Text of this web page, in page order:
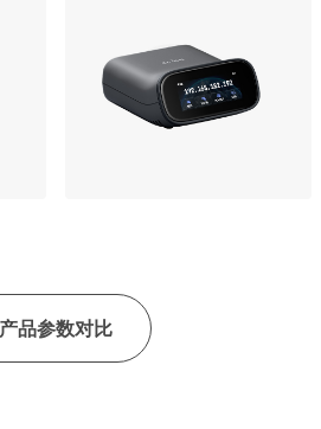
产品参数对比